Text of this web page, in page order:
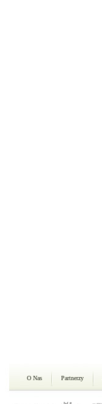
O Nas Partnerzy